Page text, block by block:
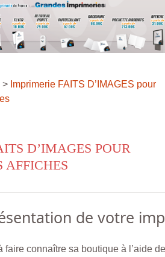
> Imprimerie FAITS D’IMAGES pour
D’IMAGES POUR
AFFICHES
de votre
faire connaître sa boutique à l’aide